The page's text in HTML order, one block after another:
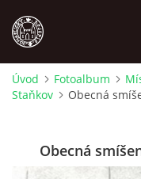
MÍSTOPIS
NÁRODOPIS
Úvod Fotoalbum
Staňkov
Obecná
Obecná